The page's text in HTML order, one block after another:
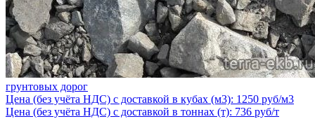
грунтовых дорог
Цена (без учёта НДС) с доставкой в кубах (м3): 1250 руб/м3
Цена (без учёта НДС) с доставкой в тоннах (т): 736 руб/т